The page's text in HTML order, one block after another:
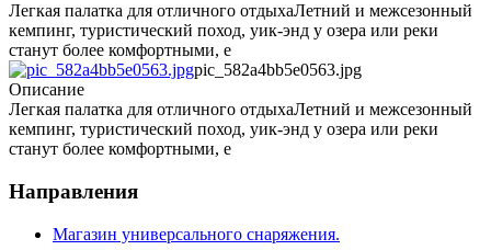
Легкая палатка для отличного отдыхаЛетний и межсезонный
кемпинг, туристический поход, уик-энд у озера или реки
станут более комфортными, е
pic_582a4bb5e0563.jpg
Описание
Легкая палатка для отличного отдыхаЛетний и межсезонный
кемпинг, туристический поход, уик-энд у озера или реки
станут более комфортными, е
Направления
Магазин универсального снаряжения.